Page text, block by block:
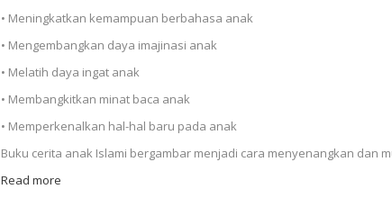
• Meningkatkan kemampuan berbahasa anak
• Mengembangkan daya imajinasi anak
• Melatih daya ingat anak
• Membangkitkan minat baca anak
• Memperkenalkan hal-hal baru pada anak
Buku cerita anak Islami bergambar menjadi cara menyenangkan dan
Read more